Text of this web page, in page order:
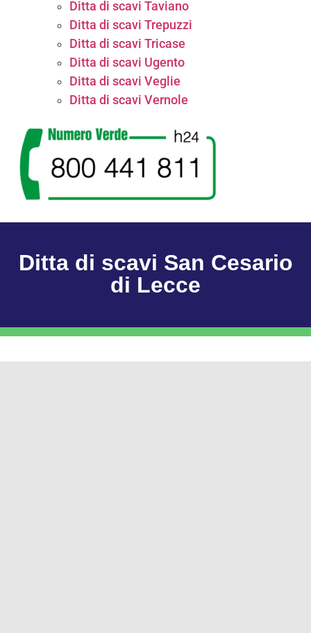
Ditta di scavi Taviano
Ditta di scavi Trepuzzi
Ditta di scavi Tricase
Ditta di scavi Ugento
Ditta di scavi Veglie
Ditta di scavi Vernole
Ditta di scavi San Cesario
di Lecce